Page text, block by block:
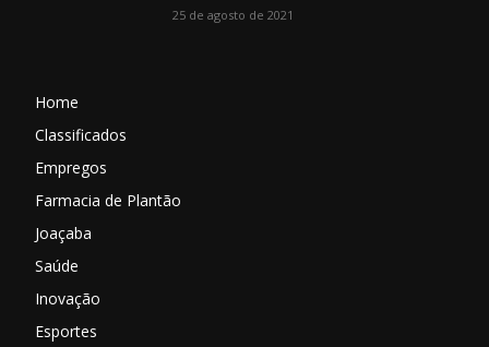
25 de agosto de 2021
Home
Classificados
Empregos
Farmacia de Plantão
Joaçaba
Saúde
Inovação
Esportes